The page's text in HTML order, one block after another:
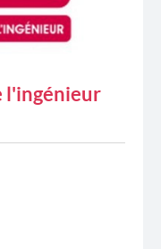
l'ingénieur